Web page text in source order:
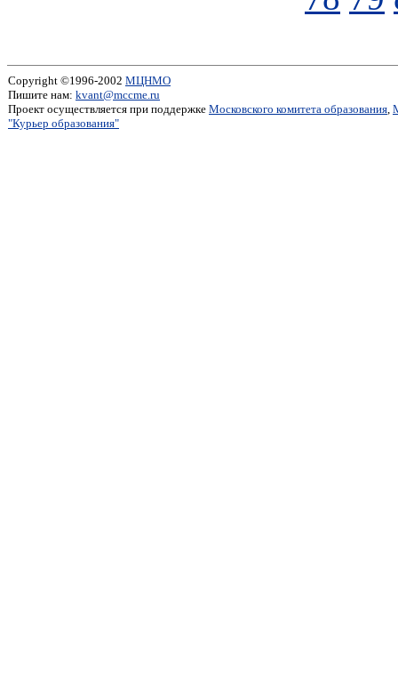
Copyright ©1996-2002 МЦНМО
Пишите нам: kvant@mccme.ru
Проект осуществляется при поддержке Московского комитета образования,
"Курьер образования"